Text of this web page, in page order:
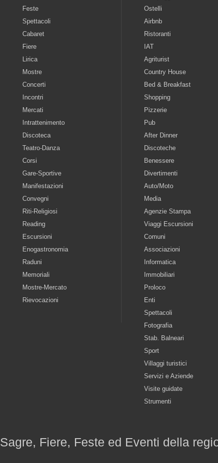
Feste
Spettacoli
Cabaret
Fiere
Lirica
Mostre
Concerti
Incontri
Mercati
Intrattenimento
Discoteca
Teatro-Danza
Corsi
Gare-Sportive
Manifestazioni
Convegni
Riti-Religiosi
Reading
Escursioni
Enogastronomia
Raduni
Memoriali
Mostre-Mercato
Rievocazioni
Ostelli
Airbnb
Ristoranti
IAT
Agriturist
Country House
Bed & Breakfast
Shopping
Pizzerie
Pub
After Dinner
Discoteche
Benessere
Divertimenti
Auto/Moto
Media
Agenzie Stampa
Viaggi Escursioni
Comuni
Associazioni
Informatica
Immobiliari
Proloco
Enti
Spettacoli
Fotografia
Stab. Balneari
Sport
Villaggi turistici
Servizi e Aziende
Visite guidate
Strumenti
Sagre, Fiere, Feste ed Eventi della